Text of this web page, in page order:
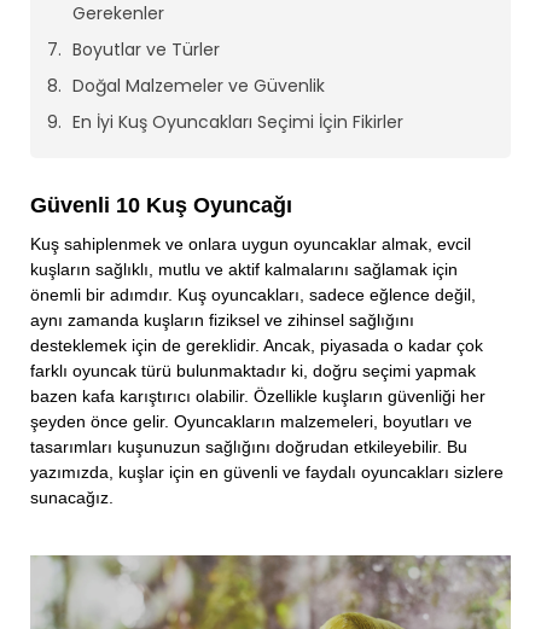
Gerekenler
Boyutlar ve Türler
Doğal Malzemeler ve Güvenlik
En İyi Kuş Oyuncakları Seçimi İçin Fikirler
Güvenli 10 Kuş Oyuncağı
Kuş sahiplenmek ve onlara uygun oyuncaklar almak, evcil
kuşların sağlıklı, mutlu ve aktif kalmalarını sağlamak için
önemli bir adımdır. Kuş oyuncakları, sadece eğlence değil,
aynı zamanda kuşların fiziksel ve zihinsel sağlığını
desteklemek için de gereklidir. Ancak, piyasada o kadar çok
farklı oyuncak türü bulunmaktadır ki, doğru seçimi yapmak
bazen kafa karıştırıcı olabilir. Özellikle kuşların güvenliği her
şeyden önce gelir. Oyuncakların malzemeleri, boyutları ve
tasarımları kuşunuzun sağlığını doğrudan etkileyebilir. Bu
yazımızda, kuşlar için en güvenli ve faydalı oyuncakları sizlere
sunacağız.